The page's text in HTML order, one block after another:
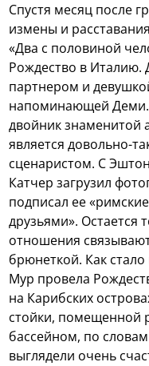
Спустя месяц после
измены и
«Два с половиной
Рождество в Италию.
партнером и
напоминающей Деми.
двойник знаменитой
является довольно-
сценаристом. С
Катчер загрузил
подписал ее
друзьями». Остается
отношения
брюнеткой. Как
Мур провела
на Карибских
стойки, помещенной
бассейном, по
выглядели очень